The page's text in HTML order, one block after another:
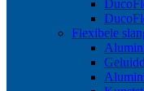
Flexibele